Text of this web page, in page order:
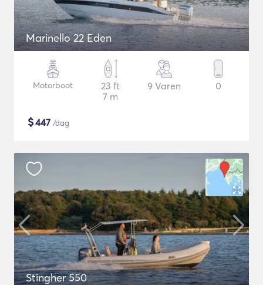
Marinello 22 Eden
Motorboot
23 ft
7 m
9 Varen 0
$447 /dag
Stingher 550